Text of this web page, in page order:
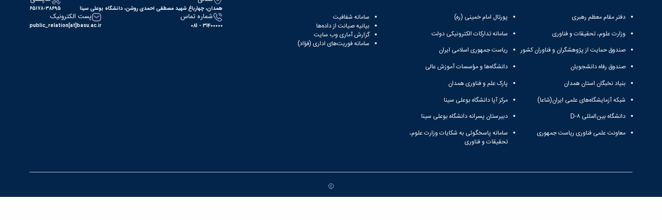
دفتر مقام معظم رهبری
وزارت علوم، تحقیقات و فناوری
صندوق حمایت از پژوهشگران و فناوران کشور
صندوق رفاه دانشجویان
بنیاد نخبگان استان همدان
شبکه آزمایشگاه‌های علمی ایران(شاعا)
دانشگاه بین‌المللی D-۸
معاونت علمی فناوری ریاست جمهوری
پورتال امام خمینی (ره)
سامانه تدارکات الکترونیکی دولت
ریاست جمهوری اسلامی ایران
دانشگاه‌ها و مؤسسات آموزش عالی
پارک علم و فناوری همدان
مرکز آپا دانشگاه بوعلی سینا
دبیرستان پسرانه دانشگاه بوعلی سینا
سامانه پاسخگوئی به شکایات وزارت علوم،
تحقیقات و فناوری
سامانه شفافیت
بیانیه صیانت از داده‌ها
گزارش آماری وب‌ سایت
سامانه فوریت‌های اداری (فؤاد)
همدان، چهارباغ شهید مصطفی احمدی روشن، دانشگاه بوعلی سینا ۶۵۱۷۸-۳۸۶۹۵
شماره تماس
31400000 - 081
پست الکترونیک
public_relation[at]basu.ac.ir